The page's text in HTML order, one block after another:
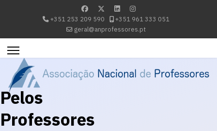
+351 253 209 590
+351 961 333 051
geral@anprofessores.pt
Pelos
Professores